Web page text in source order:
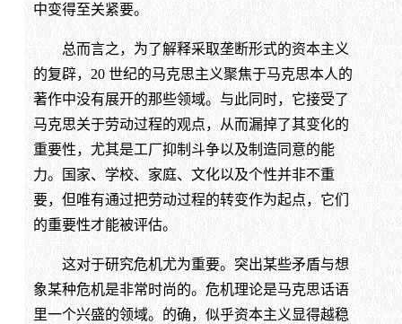
中变得至关紧要。
总而言之，为了解释采取垄断形式的资本主义
的复辟，20 世纪的马克思主义聚焦于马克思本人的
著作中没有展开的那些领域。与此同时，它接受了
马克思关于劳动过程的观点，从而漏掉了其变化的
重要性，尤其是工厂抑制斗争以及制造同意的能
力。国家、学校、家庭、文化以及个性并非不重
要，但唯有通过把劳动过程的转变作为起点，它们
的重要性才能被评估。
这对于研究危机尤为重要。突出某些矛盾与想
象某种危机是非常时尚的。危机理论是马克思话语
里一个兴盛的领域。的确，似乎资本主义显得越稳